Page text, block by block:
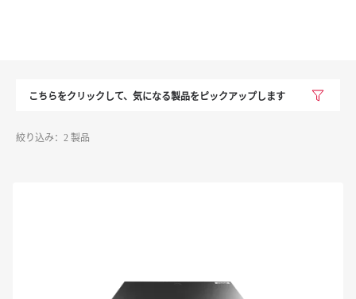
こちらをクリックして、気になる製品をピックアップします
絞り込み：2 製品